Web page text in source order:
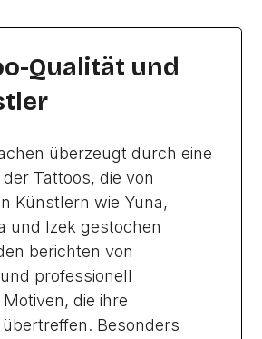
Qualität und
überzeugt durch eine
Tattoos, die von
Künstlern wie Yuna,
und Izek gestochen
berichten von
professionell
die ihre
Besonders